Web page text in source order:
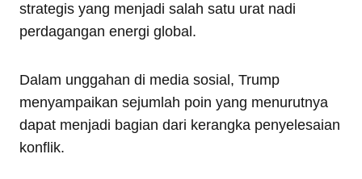
strategis yang menjadi salah satu urat nadi
perdagangan energi global.
Dalam unggahan di media sosial, Trump
menyampaikan sejumlah poin yang menurutnya
dapat menjadi bagian dari kerangka penyelesaian
konflik.